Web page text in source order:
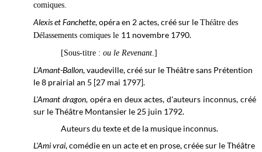
comiques.
Alexis et Fanchette, opéra en 2 actes, créé sur le Théâtre des
Délassements comiques le 11 novembre 1790.
[Sous-titre : ou le Revenant.]
L'Amant-Ballon, vaudeville, créé sur le Théâtre sans Prétention
le 8 prairial an 5 [27 mai 1797].
L'Amant dragon, opéra en deux actes, d'auteurs inconnus, créé
sur le Théâtre Montansier le 25 juin 1792.
Auteurs du texte et de la musique inconnus.
L'Ami vrai, comédie en un acte et en prose, créée sur leThéâtre